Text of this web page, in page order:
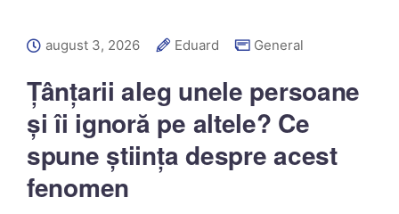
august 3, 2026 Eduard General
Țânțarii aleg unele persoane
și îi ignoră pe altele? Ce
spune știința despre acest
fenomen